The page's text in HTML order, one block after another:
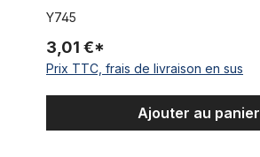
Y745
3,01 €*
Prix TTC, frais de livraison en sus
Ajouter au panier